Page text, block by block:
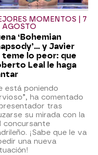
MOMENTOS | 7
AGOSTO
‘Bohemian
y Javier
teme lo peor: que
Leal le haga
está poniendo
ha comentado
tras
su mirada con la
concursante
¡Sabe que le va
una nueva